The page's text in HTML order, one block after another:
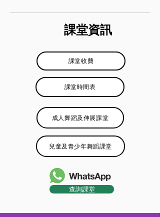
課堂資訊
課堂收費
課堂時間表
成人舞蹈及伸展課堂
兒童及青少年舞蹈課堂
查詢課堂